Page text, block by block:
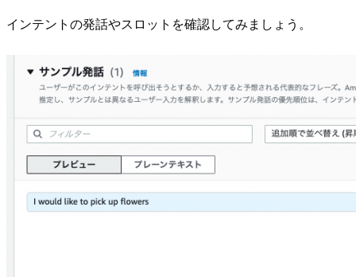
インテントの発話やスロットを確認してみましょう。